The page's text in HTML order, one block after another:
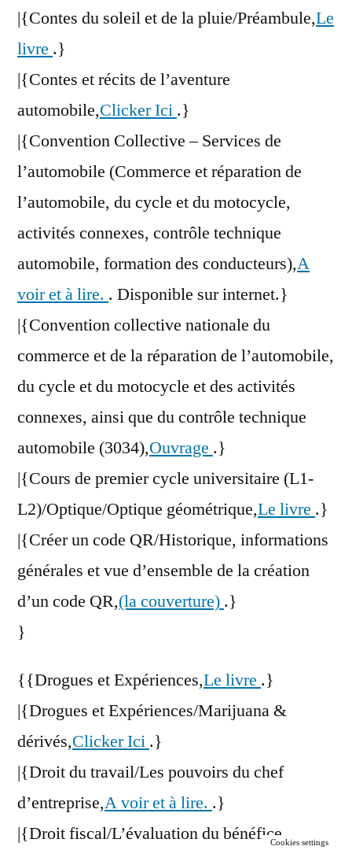
|{Contes du soleil et de la pluie/Préambule,Le
livre .}
|{Contes et récits de l’aventure
automobile,Clicker Ici .}
|{Convention Collective – Services de
l’automobile (Commerce et réparation de
l’automobile, du cycle et du motocycle,
activités connexes, contrôle technique
automobile, formation des conducteurs),A
voir et à lire. . Disponible sur internet.}
|{Convention collective nationale du
commerce et de la réparation de l’automobile,
du cycle et du motocycle et des activités
connexes, ainsi que du contrôle technique
automobile (3034),Ouvrage .}
|{Cours de premier cycle universitaire (L1-
L2)/Optique/Optique géométrique,Le livre .}
|{Créer un code QR/Historique, informations
générales et vue d’ensemble de la création
d’un code QR,(la couverture) .}
}
{{Drogues et Expériences,Le livre .}
|{Drogues et Expériences/Marijuana &
dérivés,Clicker Ici .}
|{Droit du travail/Les pouvoirs du chef
d’entreprise,A voir et à lire. .}
|{Droit fiscal/L’évaluation du bénéficeCookies settings